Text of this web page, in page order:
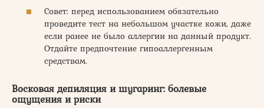
Совет: перед использованием обязательно
проведите тест на небольшом участке кожи, даже
если ранее не было аллергии на данный продукт.
Отдайте предпочтение гипоаллергенным
средствам.
Восковая депиляция и шугаринг: болевые
ощущения и риски